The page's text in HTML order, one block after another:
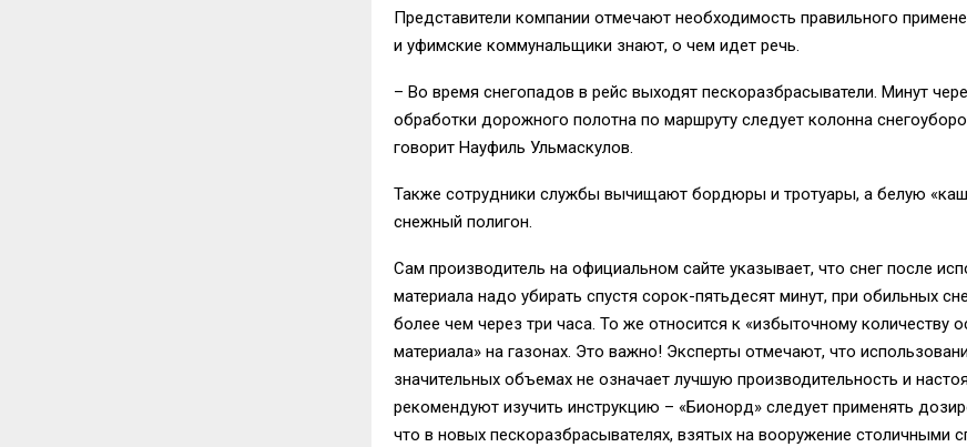
Представители компании отмечают необходимость правильного
и уфимские коммунальщики знают, о чем идет речь.
– Во время снегопадов в рейс выходят пескоразбрасыватели. Минут
обработки дорожного полотна по маршруту следует колонна
говорит Науфиль Ульмаскулов.
Также сотрудники службы вычищают бордюры и тротуары, а белую
снежный полигон.
Сам производитель на официальном сайте указывает, что снег после
материала надо убирать спустя сорок-пятьдесят минут, при обильных
более чем через три часа. То же относится к «избыточному количеству
материала» на газонах. Это важно! Эксперты отмечают, что
значительных объемах не означает лучшую производительность и
рекомендуют изучить инструкцию – «Бионорд» следует применять
что в новых пескоразбрасывателях, взятых на вооружение столичными